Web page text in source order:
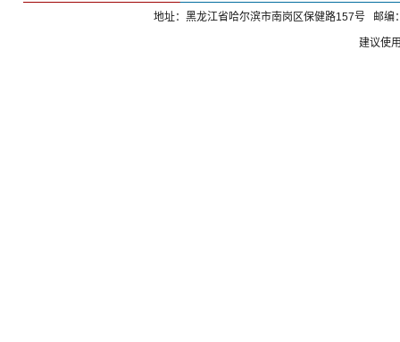
地址：黑龙江省哈尔滨市南岗区保健路157号 邮
建议使